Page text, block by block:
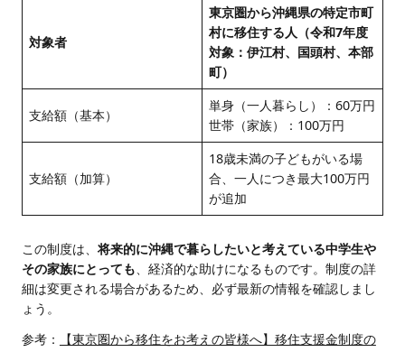
対象者
東京圏から沖縄県の特定市町
村に移住する人（令和7年度
対象：伊江村、国頭村、本部
町）
支給額（基本）
単身（一人暮らし）：60万円
世帯（家族）：100万円
支給額（加算）
18歳未満の子どもがいる場
合、一人につき最大100万円
が追加
この制度は、将来的に沖縄で暮らしたいと考えている中学生や
その家族にとっても、経済的な助けになるものです。制度の詳
細は変更される場合があるため、必ず最新の情報を確認しまし
ょう。
参考：
【東京圏から移住をお考えの皆様へ】移住支援金制度の